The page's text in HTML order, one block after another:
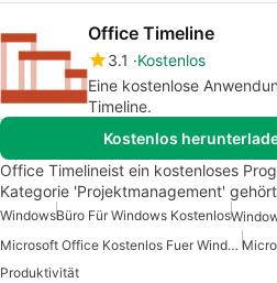
Office Timeline
3.1
Kostenlos
Eine kostenlose
Timeline.
Kostenlos
Office Timelineist ein kostenloses
Kategorie 'Projektmanagement'
WindowsBüro Für Windows Kostenlos
Microsoft Office Kostenlos Fuer Windows
Produktivität